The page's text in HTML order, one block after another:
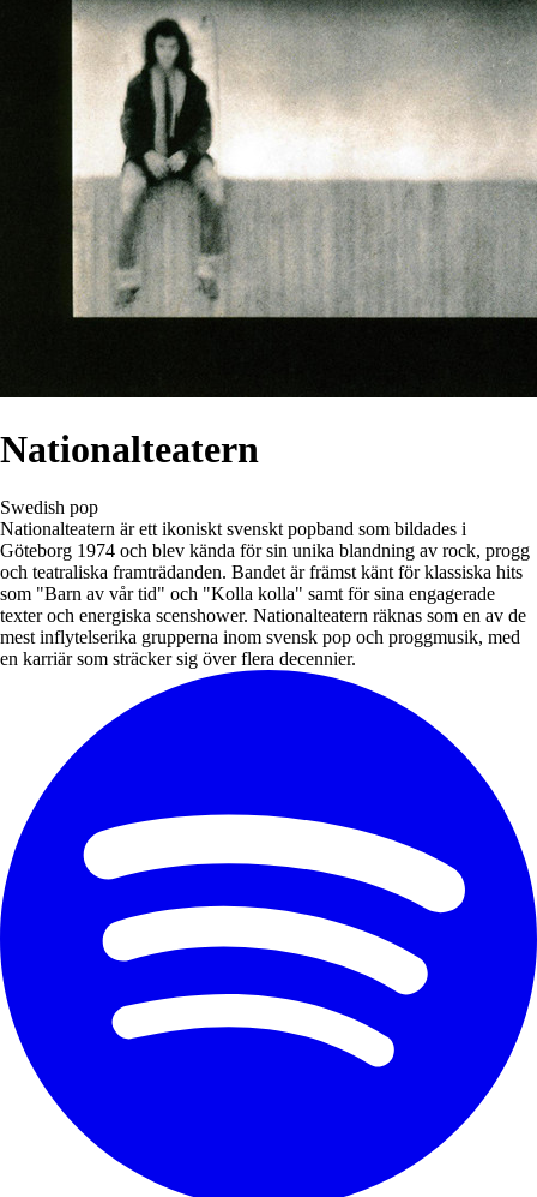
Nationalteatern
Swedish pop
Nationalteatern är ett ikoniskt svenskt popband som bildades i
Göteborg 1974 och blev kända för sin unika blandning av rock, progg
och teatraliska framträdanden. Bandet är främst känt för klassiska hits
som "Barn av vår tid" och "Kolla kolla" samt för sina engagerade
texter och energiska scenshower. Nationalteatern räknas som en av de
mest inflytelserika grupperna inom svensk pop och proggmusik, med
en karriär som sträcker sig över flera decennier.